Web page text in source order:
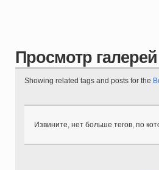
Просмотр
Showing related tags and posts for the
Извините, нет больше тегов, по